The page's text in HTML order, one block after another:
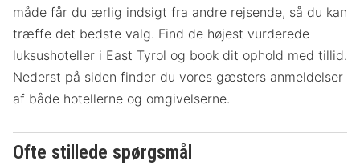
måde får du ærlig indsigt fra andre rejsende, så du kan
træffe det bedste valg. Find de højest vurderede
luksushoteller i East Tyrol og book dit ophold med tillid.
Nederst på siden finder du vores gæsters anmeldelser
af både hotellerne og omgivelserne.
Ofte stillede spørgsmål